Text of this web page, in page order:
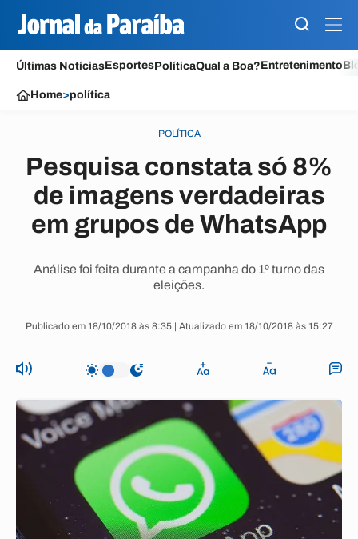
Últimas NotíciasEsportesPolíticaQual a Boa?Entretenimento
Home>política
POLÍTICA
Pesquisa constata só 8%
de imagens verdadeiras
em grupos de WhatsApp
Análise foi feita durante a campanha do 1º turno das
eleições.
Publicado em 18/10/2018 às 8:35 | Atualizado em 18/10/2018 às 15:27